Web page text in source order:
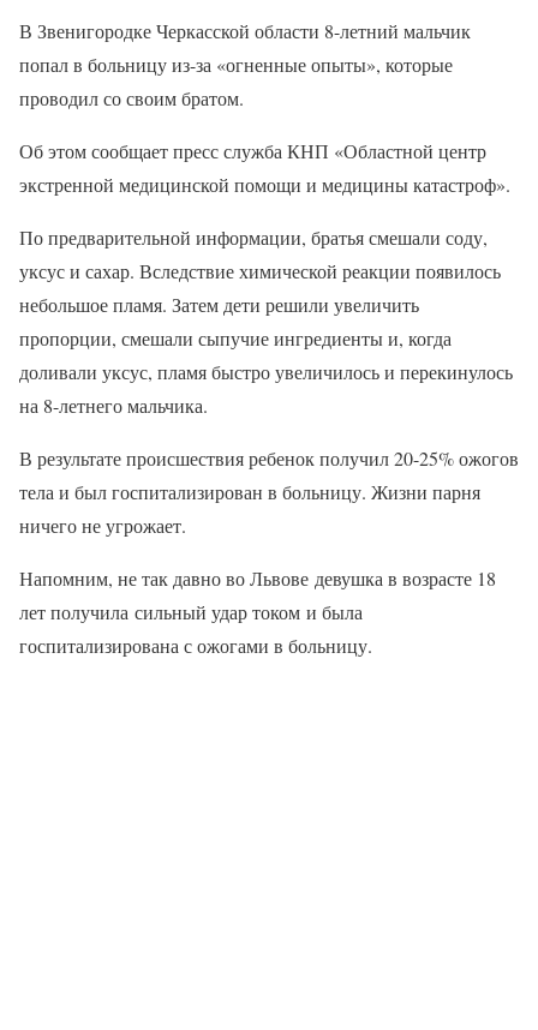
В Звенигородке Черкасской области 8-летний мальчик
попал в больницу из-за «огненные опыты», которые
проводил со своим братом.
Об этом сообщает пресс служба КНП «Областной центр
экстренной медицинской помощи и медицины катастроф».
По предварительной информации, братья смешали соду,
уксус и сахар. Вследствие химической реакции появилось
небольшое пламя. Затем дети решили увеличить
пропорции, смешали сыпучие ингредиенты и, когда
доливали уксус, пламя быстро увеличилось и перекинулось
на 8-летнего мальчика.
В результате происшествия ребенок получил 20-25% ожогов
тела и был госпитализирован в больницу. Жизни парня
ничего не угрожает.
Напомним, не так давно во Львове девушка в возрасте 18
лет получила сильный удар током и была
госпитализирована с ожогами в больницу.